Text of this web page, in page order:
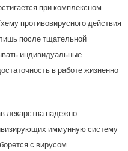
при комплексном
противовирусного действия
после тщательной
индивидуальные
в работе жизненно
лекарства надежно
иммунную систему
с вирусом.